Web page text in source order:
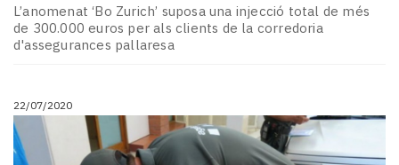
L’anomenat ‘Bo Zurich’ suposa una injecció total de més
de 300.000 euros per als clients de la corredoria
d'assegurances pallaresa
22/07/2020